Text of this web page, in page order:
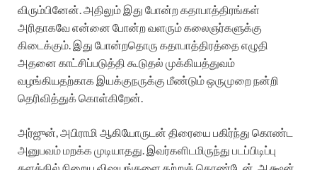
விரும்பினேன். அதிலும் இது போன்ற கதாபாத்திரங்கள்
அரிதாகவே என்னை போன்ற வளரும் கலைஞர்களுக்கு
கிடைக்கும். இது போன்றதொரு கதாபாத்திரத்தை எழுதி
அதனை காட்சிப்படுத்தி கூடுதல் முக்கியத்துவம்
வழங்கியதற்காக இயக்குநருக்கு மீண்டும் ஒருமுறை நன்றி
தெரிவித்துக் கொள்கிறேன்.
அர்ஜுன், அபிராமி ஆகியோருடன் திரையை பகிர்ந்து கொண்ட
அனுபவம் மறக்க முடியாதது. இவர்களிடமிருந்து படப்பிடிப்பு